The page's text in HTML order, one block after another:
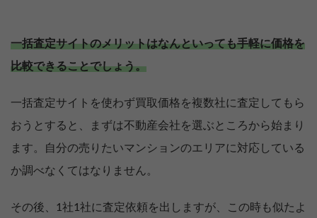
一括査定サイトのメリットはなんといっても手軽に価格を
比較できることでしょう。
一括査定サイトを使わず買取価格を複数社に査定してもら
おうとすると、まずは不動産会社を選ぶところから始まり
ます。自分の売りたいマンションのエリアに対応している
か調べなくてはなりません。
その後、1社1社に査定依頼を出しますが、この時も似たよ